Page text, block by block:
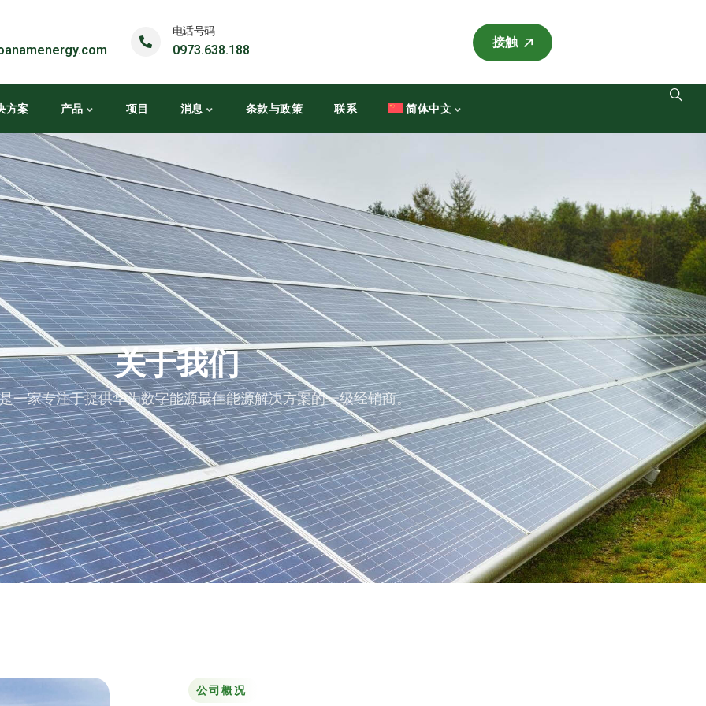
电话号码
0973.638.188
接触
方案 产品 项目 消息 条款与政策 联系 简体中文
关于我们
一家专注于提供华为数字能源最佳能源解决方案的一级经销商。
公司概况